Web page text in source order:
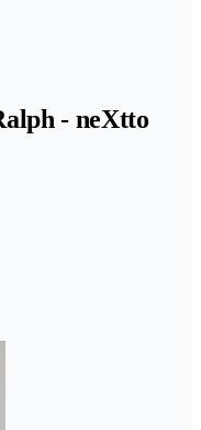
- neXtto